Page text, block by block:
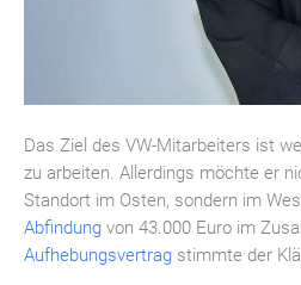
Das Ziel des VW-Mitarbeiters ist
zu arbeiten. Allerdings möchte er
Standort im Osten, sondern im
Abfindung von 43.000 Euro im
Aufhebungsvertrag stimmte der